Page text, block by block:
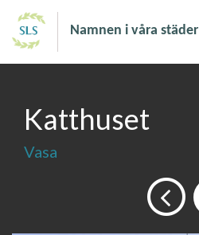
Namnen i våra städer
Katthuset
Vasa